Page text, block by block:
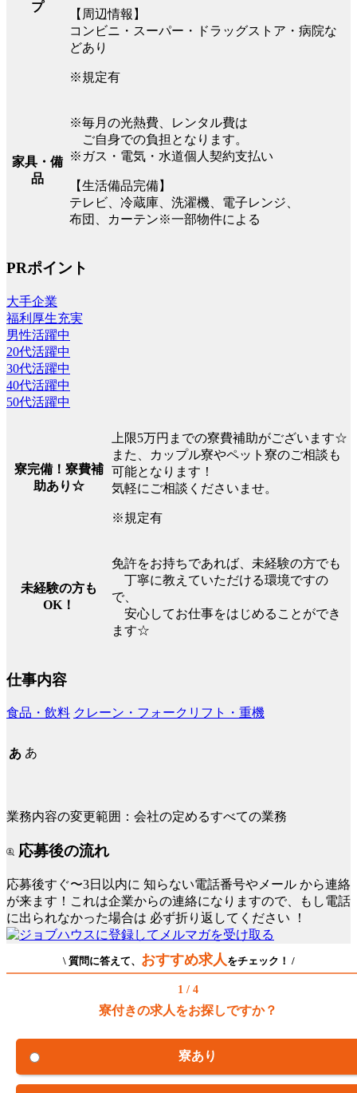
プ
【周辺情報】
コンビニ・スーパー・ドラッグストア・病院な
どあり
※規定有
家具・備
品
※毎月の光熱費、レンタル費は
ご自身での負担となります。
※ガス・電気・水道個人契約支払い
【生活備品完備】
テレビ、冷蔵庫、洗濯機、電子レンジ、
布団、カーテン※一部物件による
PRポイント
大手企業
福利厚生充実
男性活躍中
20代活躍中
30代活躍中
40代活躍中
50代活躍中
寮完備！寮費補
助あり☆
上限5万円までの寮費補助がございます☆
また、カップル寮やペット寮のご相談も
可能となります！
気軽にご相談くださいませ。
※規定有
未経験の方も
OK！
免許をお持ちであれば、未経験の方でも
丁寧に教えていただける環境ですの
で、
安心してお仕事をはじめることができ
ます☆
仕事内容
食品・飲料 クレーン・フォークリフト・重機
あ あ
業務内容の変更範囲：会社の定めるすべての業務
応募後の流れ
応募後すぐ〜3日以内に 知らない電話番号やメール から連絡
が来ます！これは企業からの連絡になりますので、もし電話
に出られなかった場合は 必ず折り返してください ！
\ 質問に答えて、 おすすめ求人 をチェック！ /
1 / 4
寮付きの求人をお探しですか？
寮あり